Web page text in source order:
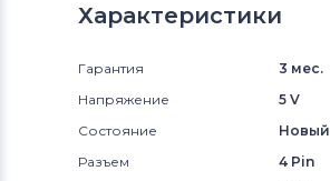
Характеристики
Гарантия
3 мес.
Напряжение
5 V
Состояние
Новый
Разъем
4 Pin